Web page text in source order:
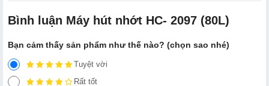
Bình luận Máy hút nhớt HC- 2097 (80L)
Bạn cảm thấy sản phẩm như thế nào? (chọn sao nhé)
Tuyệt vời
Rất tốt